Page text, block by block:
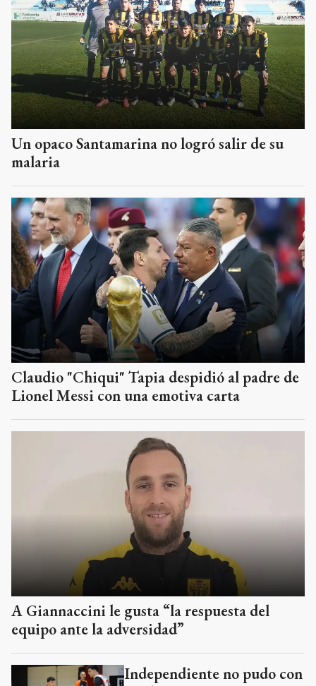
Un opaco Santamarina no logró salir de su
malaria
Claudio "Chiqui" Tapia despidió al padre de
Lionel Messi con una emotiva carta
A Giannaccini le gusta “la respuesta del
equipo ante la adversidad”
Independiente no pudo con